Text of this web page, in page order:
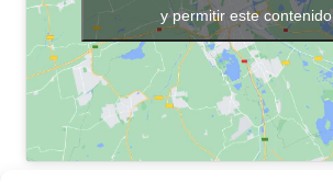
y permitir este contenido